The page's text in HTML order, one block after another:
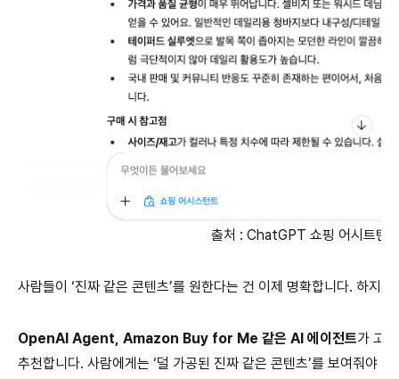
출처 : ChatGPT 쇼핑 어시트턴
사람들이 ‘진짜 같은 콘텐츠’를 원한다는 건 이제 명확합니다. 하지
OpenAI Agent, Amazon Buy for Me 같은 AI 에이전트가 고
추천합니다. 사람에게는 ‘덜 가공된 진짜 같은 콘텐츠’를 보여줘야